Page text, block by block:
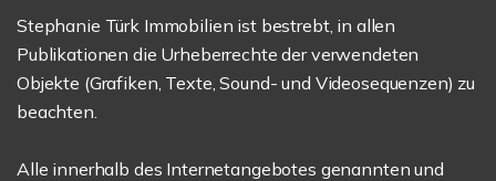
Stephanie Türk Immobilien ist bestrebt, in allen
Publikationen die Urheberrechte der verwendeten
Objekte (Grafiken, Texte, Sound- und Videosequenzen) zu
beachten.
Alle innerhalb des Internetangebotes genannten und